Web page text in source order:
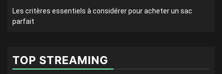
Les critères essentiels à considérer pour acheter un sac
parfait
TOP STREAMING